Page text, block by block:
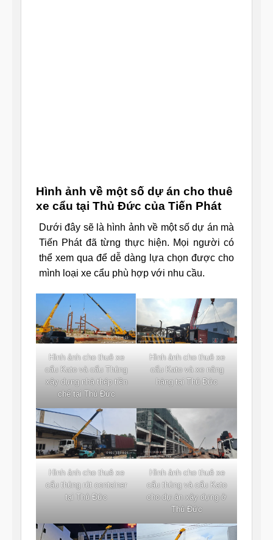
Hình ảnh về một số dự án cho thuê
xe cẩu tại Thủ Đức của Tiến Phát
Dưới đây sẽ là hình ảnh về một số dự án mà
Tiến Phát đã từng thực hiện. Mọi người có
thể xem qua để dễ dàng lựa chọn được cho
mình loại xe cẩu phù hợp với nhu cầu.
Hình ảnh cho thuê xe
cẩu Kato và cẩu Thùng
xây dựng nhà thép tiền
chế tại Thủ Đức
Hình ảnh cho thuê xe
cẩu Kato và xe nâng
hàng tại Thủ Đức
Hình ảnh cho thuê xe
cẩu thùng rút container
tại Thủ Đức
Hình ảnh cho thuê xe
cẩu thùng và cẩu Kato
cho dự án xây dựng ở
Thủ Đức